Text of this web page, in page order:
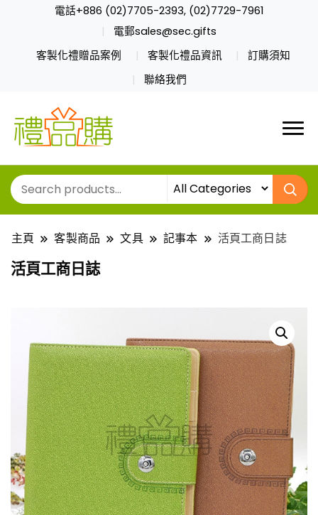
電話+886 (02)7705-2393, (02)7729-7961
電郵sales@sec.gifts
客製化禮贈品案例
客製化禮品資訊
訂購須知
聯絡我們
主頁 客製商品 文具 記事本 活頁工商日誌
活頁工商日誌